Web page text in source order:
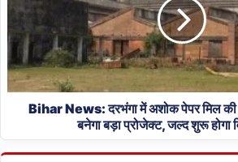
आधे,
की
सख्ती
से
सुधार
पेपर
मिल
की
400
एकड़
पर
बनेगा
Bihar News: दरभंगा में अशोक पेपर मिल
बनेगा बड़ा प्रोजेक्ट, जल्द शुरू होगा